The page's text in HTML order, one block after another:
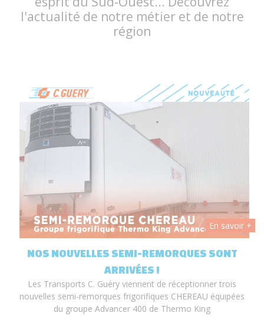
l'actualité de notre métier et de notre
région
En savoir +
NOS NOUVELLES SEMI-REMORQUES SONT
ARRIVÉES !
Les Transports C. Guéry viennent de réceptionner trois
nouvelles semi-remorques frigorifiques CHEREAU équipées
du groupe Advancer 400 de Thermo King